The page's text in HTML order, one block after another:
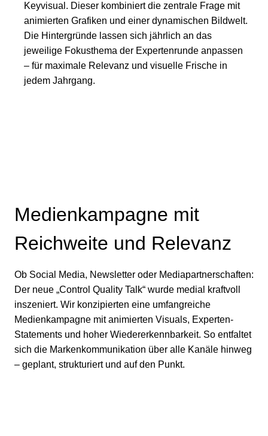
Keyvisual. Dieser kombiniert die zentrale Frage mit
animierten Grafiken und einer dynamischen Bildwelt.
Die Hintergründe lassen sich jährlich an das
jeweilige Fokusthema der Expertenrunde anpassen
– für maximale Relevanz und visuelle Frische in
jedem Jahrgang.
Medienkampagne mit
Reichweite und Relevanz
Ob Social Media, Newsletter oder Mediapartnerschaften:
Der neue „Control Quality Talk“ wurde medial kraftvoll
inszeniert. Wir konzipierten eine umfangreiche
Medienkampagne mit animierten Visuals, Experten-
Statements und hoher Wiedererkennbarkeit. So entfaltet
sich die Markenkommunikation über alle Kanäle hinweg
– geplant, strukturiert und auf den Punkt.